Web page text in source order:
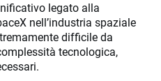
legato alla
nell’industria spaziale
difficile da
tecnologica,